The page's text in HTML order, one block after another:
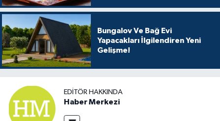
Bungalov Ve Bağ Evi
Yapacakları İlgilendiren Yeni
Gelişme!
EDITÖR HAKKINDA
Haber Merkezi